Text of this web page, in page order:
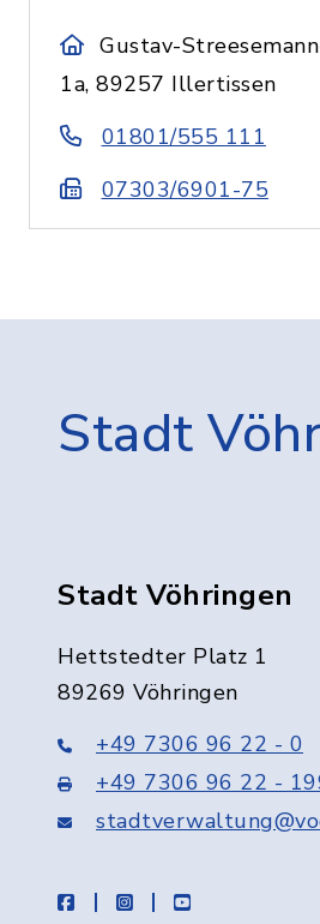
Gustav-
1a, 89257 Illertissen
01801/555 111
07303/6901-75
Stadt
Stadt Vöhringen
Hettstedter Platz 1
89269 Vöhringen
+49 7306 96 22 - 0
+49 7306 96 22 -
facebookinstagramyoutube